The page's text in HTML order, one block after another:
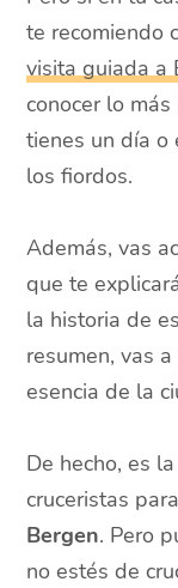
te recomiendo
visita guiada a
conocer lo
tienes un día o
los fiordos.
Además, vas
que te
la historia de
resumen, vas
esencia de la
De hecho, es
cruceristas
Bergen. Pero
no estés de